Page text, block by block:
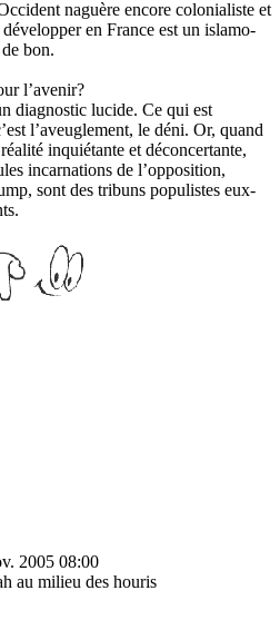
naguère encore colonialiste et
en France est un islamo-
bon.
l’avenir?
diagnostic lucide. Ce qui est
l’aveuglement, le déni. Or, quand
inquiétante et déconcertante,
incarnations de l’opposition,
sont des tribuns populistes eux-
2005 08:00
au milieu des houris